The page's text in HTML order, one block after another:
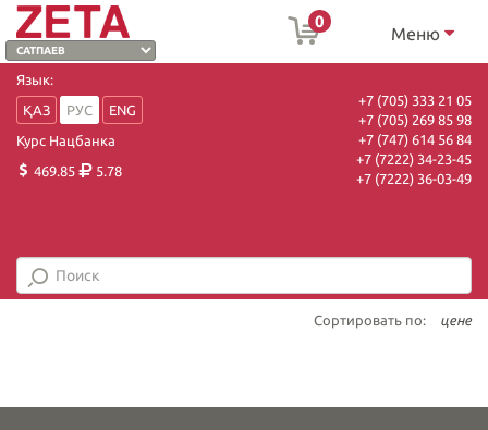
0
Меню
Язык:
ҚАЗ
РУС
ENG
Курс Нацбанка
469.85
5.78
+7 (705) 333 21 05
+7 (705) 269 85 98
+7 (747) 614 56 84
+7 (7222) 34-23-45
+7 (7222) 36-03-49
Сортировать по: цене